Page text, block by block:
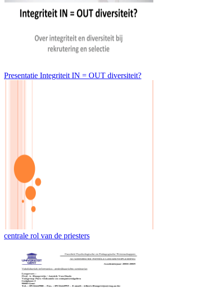
Presentatie Integriteit IN = OUT diversiteit?
centrale rol van de priesters